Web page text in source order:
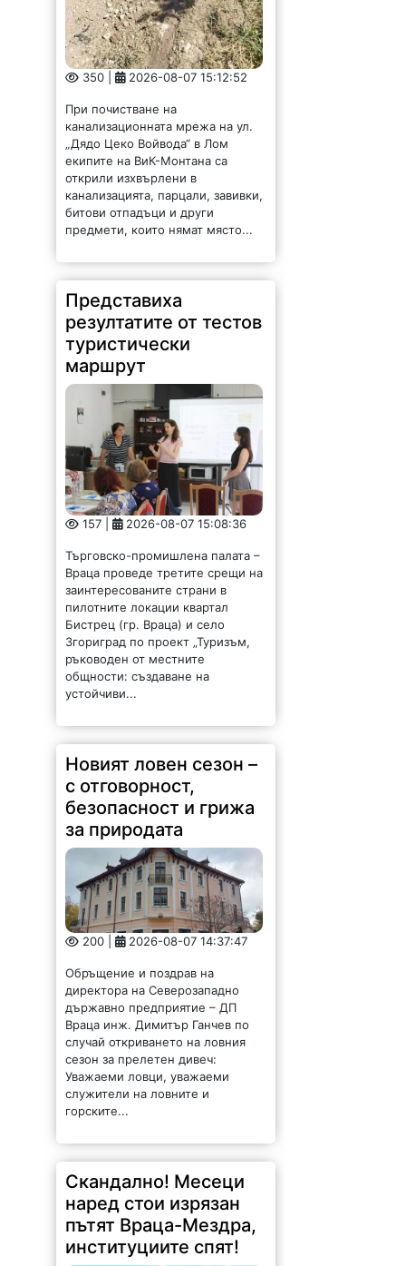
350 | 2026-08-07 15:12:52
При почистване на
„Дядо Цеко Войвода“ в Лом
екипите на ВиК-Монтана са
открили изхвърлени в
канализацията, парцали, завивки,
битови отпадъци и други
предмети, които нямат място...
резултатите от тестов
туристически
маршрут
157 | 2026-08-07 15:08:36
Търговско-промишлена палата –
заинтересованите страни в
пилотните локации квартал
Бистрец (гр. Враца) и село
Згориград по проект „Туризъм,
ръководен от местните
общности: създаване на
устойчиви...
с отговорност,
безопасност и грижа
за природата
200 | 2026-08-07 14:37:47
Обръщение и поздрав на
държавно предприятие – ДП
Враца инж. Димитър Ганчев по
случай откриването на ловния
сезон за прелетен дивеч:
Уважаеми ловци, уважаеми
служители на ловните и
горските...
наред стои изрязан
пътят Враца-Мездра,
институциите спят!